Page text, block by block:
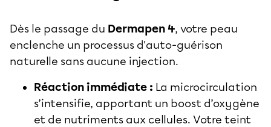
Dès le passage du Dermapen 4, votre peau
enclenche un processus d'auto-guérison
naturelle sans aucune injection.
Réaction immédiate : La microcirculation
s’intensifie, apportant un boost d’oxygène
et de nutriments aux cellules. Votre teint